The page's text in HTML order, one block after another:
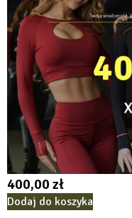
400,00 zł
Dodaj do koszyka